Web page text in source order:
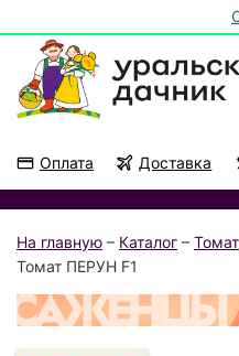
Оплата Доставка
На главную – Каталог – Томат
Томат ПЕРУН F1